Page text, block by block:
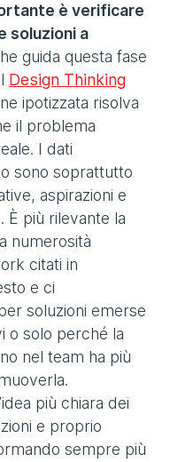
è verificare
soluzioni a
guida questa fase
Design Thinking
ipotizzata risolva
il problema
I dati
sono soprattutto
aspirazioni e
È più rilevante la
numerosità
citati in
e ci
soluzioni emerse
o solo perché la
nel team ha più
più chiara dei
e proprio
sempre più